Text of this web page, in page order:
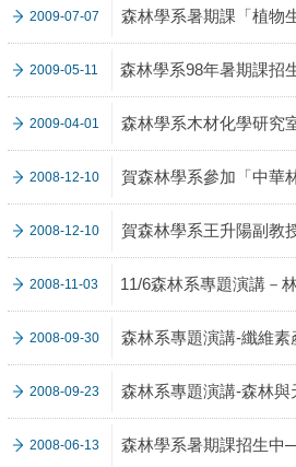
2009-07-07 森林學系暑期課「植物
2009-05-11 森林學系98年暑期課招
2009-04-01 森林學系木材化學研究
2008-12-10 賀森林學系參加「中華
2008-12-10 賀森林學系王升陽副教
2008-11-03 11/6森林系專題演講－
2008-09-30 森林系專題演講-纖維
2008-09-23 森林系專題演講-森林與
2008-06-13 森林學系暑期課招生中